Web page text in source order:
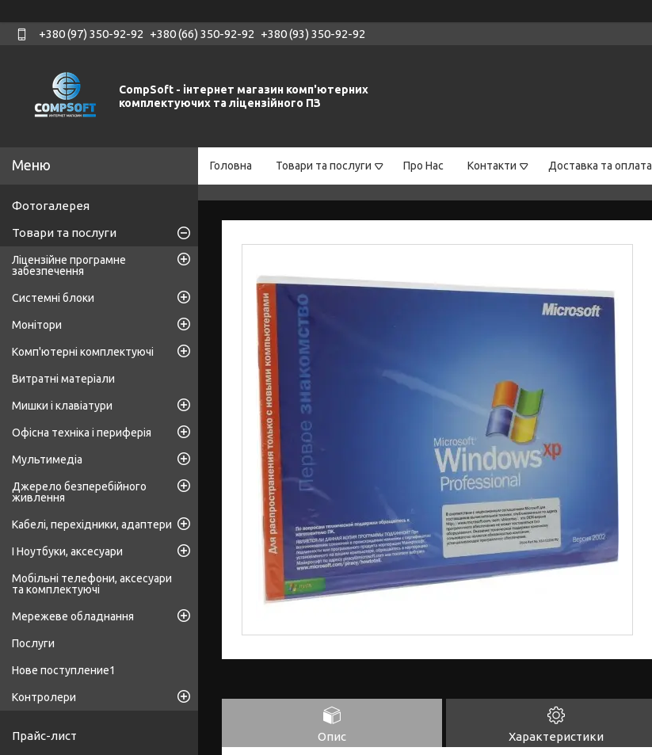
+380 (97) 350-92-92 +380 (66) 350-92-92 +380 (93) 350-92-92
CompSoft - інтернет магазин комп'ютерних
комплектуючих та ліцензійного ПЗ
Головна Товари та послуги Про Нас Контакти Доставка та оплата
Опис Характеристики
Фотогалерея
Товари та послуги
Ліцензійне програмне
забезпечення
Системні блоки
Монітори
Комп'ютерні комплектуючі
Витратні матеріали
Мишки і клавіатури
Офісна техніка і периферія
Мультимедіа
Джерело безперебійного
живлення
Кабелі, перехідники, адаптери
І Ноутбуки, аксесуари
Мобільні телефони, аксесуари
та комплектуючі
Мережеве обладнання
Послуги
Нове поступление1
Контролери
Прайс-лист